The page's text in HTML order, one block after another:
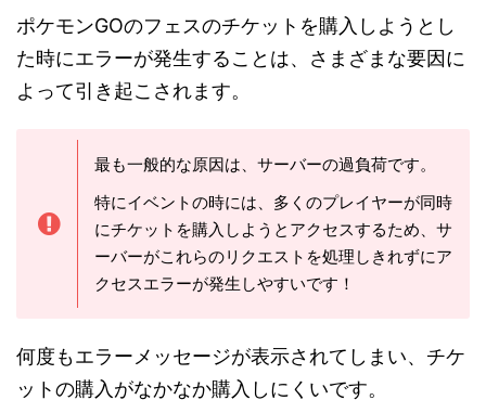
ポケモンGOのフェスのチケットを購入しようとし
た時にエラーが発生することは、さまざまな要因に
よって引き起こされます。
最も一般的な原因は、サーバーの過負荷です。
特にイベントの時には、多くのプレイヤーが同時
にチケットを購入しようとアクセスするため、サ
ーバーがこれらのリクエストを処理しきれずにア
クセスエラーが発生しやすいです！
何度もエラーメッセージが表示されてしまい、チケ
ットの購入がなかなか購入しにくいです。